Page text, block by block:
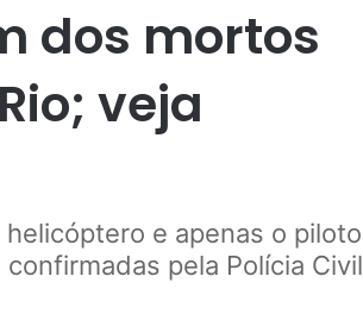
dos mortos
veja
e apenas o piloto
pela Polícia Civil